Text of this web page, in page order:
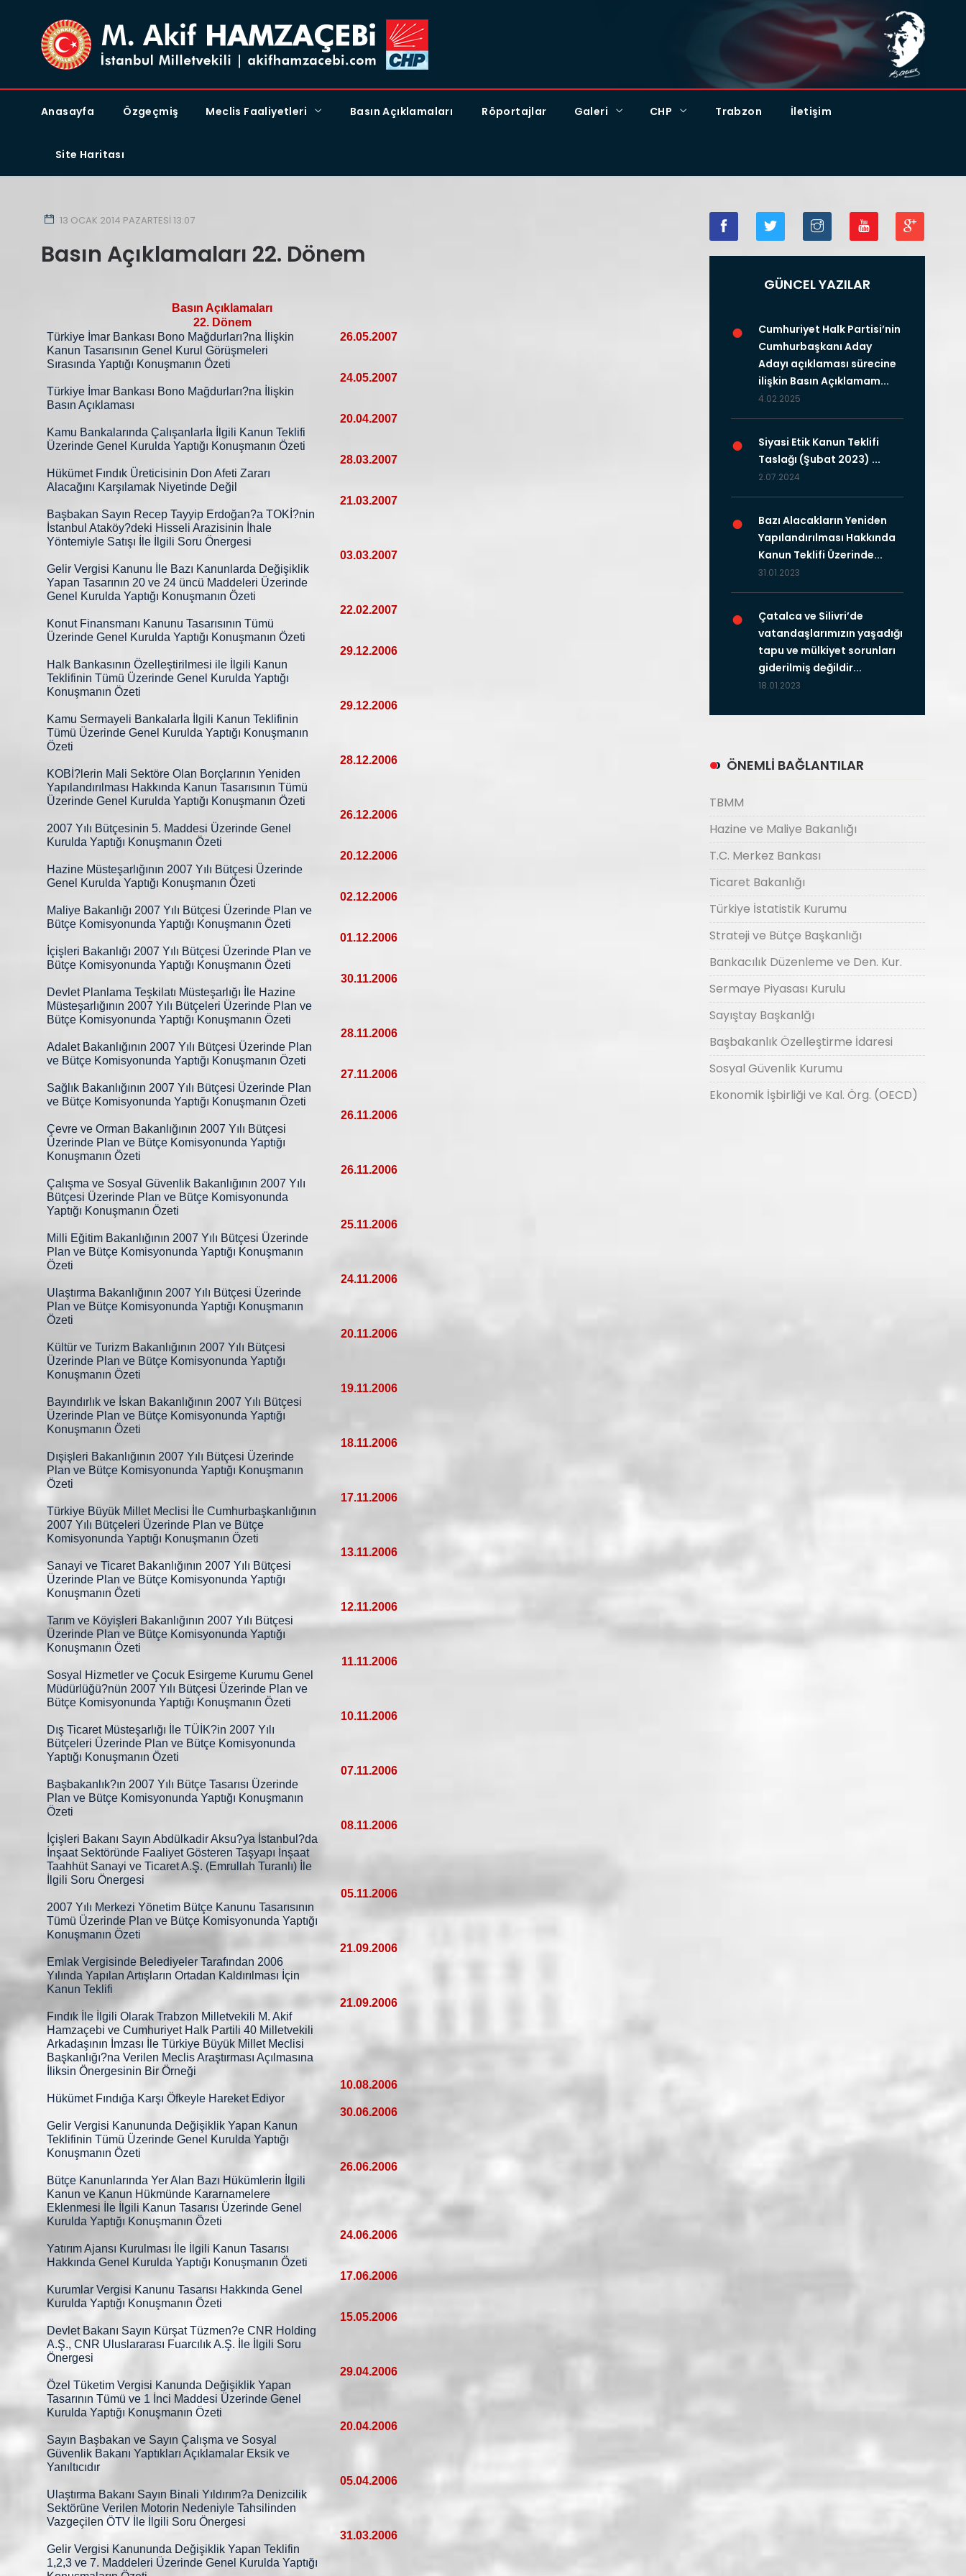
Anasayfa Özgeçmiş Meclis Faaliyetleri Basın Açıklamaları Röportajlar Galeri CHP Trabzon İletişim
Site Haritası
13 OCAK 2014 PAZARTESI 13:07
Basın Açıklamaları 22. Dönem
Basın Açıklamaları
22. Dönem
Türkiye İmar Bankası Bono Mağdurları?na İlişkin
Kanun Tasarısının Genel Kurul Görüşmeleri
Sırasında Yaptığı Konuşmanın Özeti
26.05.2007
Türkiye İmar Bankası Bono Mağdurları?na İlişkin
Basın Açıklaması
24.05.2007
Kamu Bankalarında Çalışanlarla İlgili Kanun Teklifi
Üzerinde Genel Kurulda Yaptığı Konuşmanın Özeti
20.04.2007
Hükümet Fındık Üreticisinin Don Afeti Zararı
Alacağını Karşılamak Niyetinde Değil
28.03.2007
Başbakan Sayın Recep Tayyip Erdoğan?a TOKİ?nin
İstanbul Ataköy?deki Hisseli Arazisinin İhale
Yöntemiyle Satışı İle İlgili Soru Önergesi
21.03.2007
Gelir Vergisi Kanunu İle Bazı Kanunlarda Değişiklik
Yapan Tasarının 20 ve 24 üncü Maddeleri Üzerinde
Genel Kurulda Yaptığı Konuşmanın Özeti
03.03.2007
Konut Finansmanı Kanunu Tasarısının Tümü
Üzerinde Genel Kurulda Yaptığı Konuşmanın Özeti
22.02.2007
Halk Bankasının Özelleştirilmesi ile İlgili Kanun
Teklifinin Tümü Üzerinde Genel Kurulda Yaptığı
Konuşmanın Özeti
29.12.2006
Kamu Sermayeli Bankalarla İlgili Kanun Teklifinin
Tümü Üzerinde Genel Kurulda Yaptığı Konuşmanın
Özeti
29.12.2006
KOBİ?lerin Mali Sektöre Olan Borçlarının Yeniden
Yapılandırılması Hakkında Kanun Tasarısının Tümü
Üzerinde Genel Kurulda Yaptığı Konuşmanın Özeti
28.12.2006
2007 Yılı Bütçesinin 5. Maddesi Üzerinde Genel
Kurulda Yaptığı Konuşmanın Özeti
26.12.2006
Hazine Müsteşarlığının 2007 Yılı Bütçesi Üzerinde
Genel Kurulda Yaptığı Konuşmanın Özeti
20.12.2006
Maliye Bakanlığı 2007 Yılı Bütçesi Üzerinde Plan ve
Bütçe Komisyonunda Yaptığı Konuşmanın Özeti
02.12.2006
İçişleri Bakanlığı 2007 Yılı Bütçesi Üzerinde Plan ve
Bütçe Komisyonunda Yaptığı Konuşmanın Özeti
01.12.2006
Devlet Planlama Teşkilatı Müsteşarlığı İle Hazine
Müsteşarlığının 2007 Yılı Bütçeleri Üzerinde Plan ve
Bütçe Komisyonunda Yaptığı Konuşmanın Özeti
30.11.2006
Adalet Bakanlığının 2007 Yılı Bütçesi Üzerinde Plan
ve Bütçe Komisyonunda Yaptığı Konuşmanın Özeti
28.11.2006
Sağlık Bakanlığının 2007 Yılı Bütçesi Üzerinde Plan
ve Bütçe Komisyonunda Yaptığı Konuşmanın Özeti
27.11.2006
Çevre ve Orman Bakanlığının 2007 Yılı Bütçesi
Üzerinde Plan ve Bütçe Komisyonunda Yaptığı
Konuşmanın Özeti
26.11.2006
Çalışma ve Sosyal Güvenlik Bakanlığının 2007 Yılı
Bütçesi Üzerinde Plan ve Bütçe Komisyonunda
Yaptığı Konuşmanın Özeti
26.11.2006
Milli Eğitim Bakanlığının 2007 Yılı Bütçesi Üzerinde
Plan ve Bütçe Komisyonunda Yaptığı Konuşmanın
Özeti
25.11.2006
Ulaştırma Bakanlığının 2007 Yılı Bütçesi Üzerinde
Plan ve Bütçe Komisyonunda Yaptığı Konuşmanın
Özeti
24.11.2006
Kültür ve Turizm Bakanlığının 2007 Yılı Bütçesi
Üzerinde Plan ve Bütçe Komisyonunda Yaptığı
Konuşmanın Özeti
20.11.2006
Bayındırlık ve İskan Bakanlığının 2007 Yılı Bütçesi
Üzerinde Plan ve Bütçe Komisyonunda Yaptığı
Konuşmanın Özeti
19.11.2006
Dışişleri Bakanlığının 2007 Yılı Bütçesi Üzerinde
Plan ve Bütçe Komisyonunda Yaptığı Konuşmanın
Özeti
18.11.2006
Türkiye Büyük Millet Meclisi İle Cumhurbaşkanlığının
2007 Yılı Bütçeleri Üzerinde Plan ve Bütçe
Komisyonunda Yaptığı Konuşmanın Özeti
17.11.2006
Sanayi ve Ticaret Bakanlığının 2007 Yılı Bütçesi
Üzerinde Plan ve Bütçe Komisyonunda Yaptığı
Konuşmanın Özeti
13.11.2006
Tarım ve Köyişleri Bakanlığının 2007 Yılı Bütçesi
Üzerinde Plan ve Bütçe Komisyonunda Yaptığı
Konuşmanın Özeti
12.11.2006
Sosyal Hizmetler ve Çocuk Esirgeme Kurumu Genel
Müdürlüğü?nün 2007 Yılı Bütçesi Üzerinde Plan ve
Bütçe Komisyonunda Yaptığı Konuşmanın Özeti
11.11.2006
Dış Ticaret Müsteşarlığı İle TÜİK?in 2007 Yılı
Bütçeleri Üzerinde Plan ve Bütçe Komisyonunda
Yaptığı Konuşmanın Özeti
10.11.2006
Başbakanlık?ın 2007 Yılı Bütçe Tasarısı Üzerinde
Plan ve Bütçe Komisyonunda Yaptığı Konuşmanın
Özeti
07.11.2006
İçişleri Bakanı Sayın Abdülkadir Aksu?ya İstanbul?da
İnşaat Sektöründe Faaliyet Gösteren Taşyapı İnşaat
Taahhüt Sanayi ve Ticaret A.Ş. (Emrullah Turanlı) İle
İlgili Soru Önergesi
08.11.2006
2007 Yılı Merkezi Yönetim Bütçe Kanunu Tasarısının
Tümü Üzerinde Plan ve Bütçe Komisyonunda Yaptığı
Konuşmanın Özeti
05.11.2006
Emlak Vergisinde Belediyeler Tarafından 2006
Yılında Yapılan Artışların Ortadan Kaldırılması İçin
Kanun Teklifi
21.09.2006
Fındık İle İlgili Olarak Trabzon Milletvekili M. Akif
Hamzaçebi ve Cumhuriyet Halk Partili 40 Milletvekili
Arkadaşının İmzası İle Türkiye Büyük Millet Meclisi
Başkanlığı?na Verilen Meclis Araştırması Açılmasına
İliksin Önergesinin Bir Örneği
21.09.2006
Hükümet Fındığa Karşı Öfkeyle Hareket Ediyor
10.08.2006
Gelir Vergisi Kanununda Değişiklik Yapan Kanun
Teklifinin Tümü Üzerinde Genel Kurulda Yaptığı
Konuşmanın Özeti
30.06.2006
Bütçe Kanunlarında Yer Alan Bazı Hükümlerin İlgili
Kanun ve Kanun Hükmünde Kararnamelere
Eklenmesi İle İlgili Kanun Tasarısı Üzerinde Genel
Kurulda Yaptığı Konuşmanın Özeti
26.06.2006
Yatırım Ajansı Kurulması İle İlgili Kanun Tasarısı
Hakkında Genel Kurulda Yaptığı Konuşmanın Özeti
24.06.2006
Kurumlar Vergisi Kanunu Tasarısı Hakkında Genel
Kurulda Yaptığı Konuşmanın Özeti
17.06.2006
Devlet Bakanı Sayın Kürşat Tüzmen?e CNR Holding
A.Ş., CNR Uluslararası Fuarcılık A.Ş. İle İlgili Soru
Önergesi
15.05.2006
Özel Tüketim Vergisi Kanunda Değişiklik Yapan
Tasarının Tümü ve 1 İnci Maddesi Üzerinde Genel
Kurulda Yaptığı Konuşmanın Özeti
29.04.2006
Sayın Başbakan ve Sayın Çalışma ve Sosyal
Güvenlik Bakanı Yaptıkları Açıklamalar Eksik ve
Yanıltıcıdır
20.04.2006
Ulaştırma Bakanı Sayın Binali Yıldırım?a Denizcilik
Sektörüne Verilen Motorin Nedeniyle Tahsilinden
Vazgeçilen ÖTV İle İlgili Soru Önergesi
05.04.2006
Gelir Vergisi Kanununda Değişiklik Yapan Teklifin
1,2,3 ve 7. Maddeleri Üzerinde Genel Kurulda Yaptığı
31.03.2006
GÜNCEL YAZILAR
●
Cumhuriyet Halk Partisi’nin
Cumhurbaşkanı Aday
Adayı açıklaması sürecine
ilişkin Basın Açıklamam...
4.02.2025
●
Siyasi Etik Kanun Teklifi
Taslağı (Şubat 2023) ...
2.07.2024
●
Bazı Alacakların Yeniden
Yapılandırılması Hakkında
Kanun Teklifi Üzerinde...
31.01.2023
●
Çatalca ve Silivri’de
vatandaşlarımızın yaşadığı
tapu ve mülkiyet sorunları
giderilmiş değildir...
18.01.2023
ÖNEMLİ BAĞLANTILAR
TBMM
Hazine ve Maliye Bakanlığı
T.C. Merkez Bankası
Ticaret Bakanlığı
Türkiye İstatistik Kurumu
Strateji ve Bütçe Başkanlığı
Bankacılık Düzenleme ve Den. Kur.
Sermaye Piyasası Kurulu
Sayıştay Başkanlğı
Başbakanlık Özelleştirme İdaresi
Sosyal Güvenlik Kurumu
Ekonomik İşbirliği ve Kal. Örg. (OECD)